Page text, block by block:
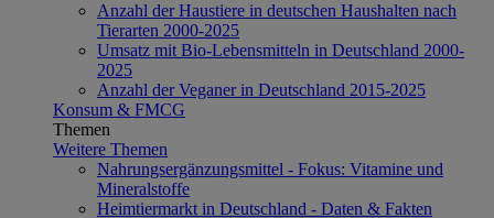
Anzahl der Haustiere in deutschen Haushalten nach
Tierarten 2000-2025
Umsatz mit Bio-Lebensmitteln in Deutschland 2000-
2025
Anzahl der Veganer in Deutschland 2015-2025
Konsum & FMCG
Themen
Weitere Themen
Nahrungsergänzungsmittel - Fokus: Vitamine und
Mineralstoffe
Heimtiermarkt in Deutschland - Daten & Fakten